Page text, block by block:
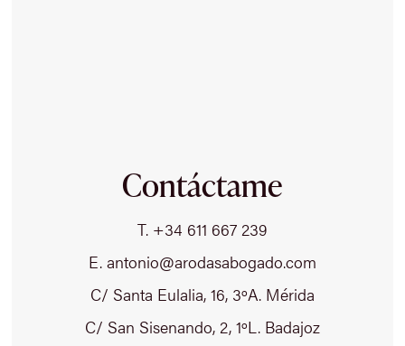
Contáctame
T. +34 611 667 239
E. antonio@arodasabogado.com
C/ Santa Eulalia, 16, 3ºA. Mérida
C/ San Sisenando, 2, 1ºL. Badajoz